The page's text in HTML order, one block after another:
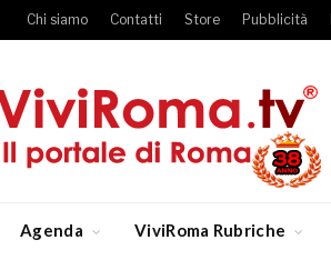
Chi siamo Contatti Store Pubblicità
Agenda ViviRoma Rubriche